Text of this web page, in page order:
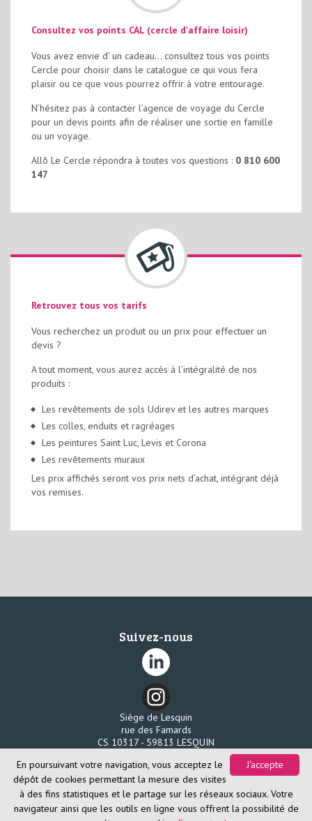
Consultez vos points CAL (cercle d'affaire loisir)
Vous avez envie d’ un cadeau… consultez tous vos points
Cercle pour choisir dans le catalogue ce qui vous fera
plaisir ou ce que vous pourrez offrir à votre entourage.
N’hésitez pas à contacter l’agence de voyage du Cercle
pour un devis points afin de réaliser une sortie en famille
ou un voyage.
Allô Le Cercle répondra à toutes vos questions : 0 810 600
147
Retrouvez tous vos tarifs
Vous recherchez un produit ou un prix pour effectuer un
devis ?
A tout moment, vous aurez accès à l’intégralité de nos
produits :
Les revêtements de sols Udirev et les autres marques
Les colles, enduits et ragréages
Les peintures Saint Luc, Levis et Corona
Les revêtements muraux
Les prix affichés seront vos prix nets d’achat, intégrant déjà
vos remises.
Suivez-nous
Siège de Lesquin
rue des Famards
CS 10317 - 59813 LESQUIN
Fax. 03 20 96 58 85
J'accepte
En poursuivant votre navigation, vous acceptez le
dépôt de cookies permettant la mesure des visites
à des fins statistiques et le partage sur les réseaux sociaux. Votre
navigateur ainsi que les outils en ligne vous offrent la possibilité de